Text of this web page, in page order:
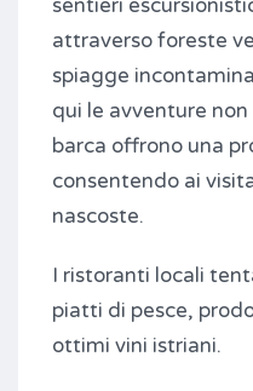
sentieri
attraverso foreste
spiagge
qui le avventure
barca offrono una
consentendo ai
nascoste.
I ristoranti locali
piatti di pesce,
ottimi vini istriani.